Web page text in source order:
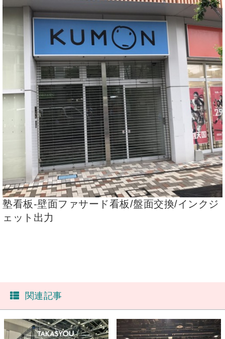
塾看板-壁面ファサード看板/盤面交換/インクジ
ェット出力
関連記事